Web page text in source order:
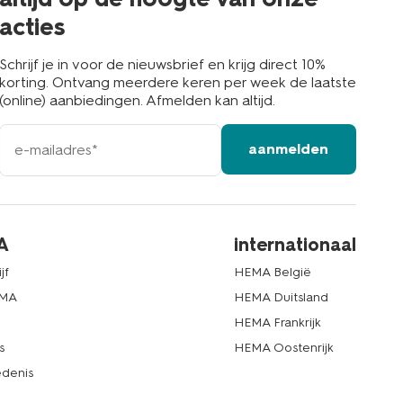
acties
Schrijf je in voor de nieuwsbrief en krijg direct 10%
korting. Ontvang meerdere keren per week de laatste
(online) aanbiedingen. Afmelden kan altijd.
e-
mailadres
aanmelden
internationaal
HEMA België
HEMA Duitsland
HEMA Frankrijk
HEMA Oostenrijk